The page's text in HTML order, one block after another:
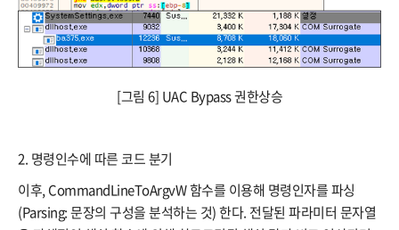
[그림 6] UAC Bypass 권한상승
2. 명령인수에 따른 코드 분기
이후, CommandLineToArgvW 함수를 이용해 명령인자를 파싱
(Parsing: 문장의 구성을 분석하는 것) 한다. 전달된 파라미터 문자열